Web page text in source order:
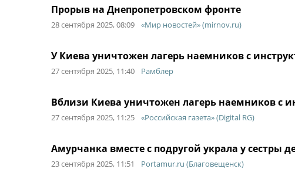
Прорыв на Днепропетровском фронте
28 сентября 2025, 08:09 «Мир новостей» (mirnov.ru)
У Киева уничтожен лагерь наемников с
27 сентября 2025, 11:40 Рамблер
Вблизи Киева уничтожен лагерь наемников с
27 сентября 2025, 11:25 «Российская газета» (Digital RG)
Амурчанка вместе с подругой украла у сестры
23 сентября 2025, 11:51 Portamur.ru (Благовещенск)